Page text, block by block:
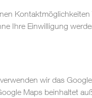
Ihre Einwilligung
wir das
Maps beinhaltet